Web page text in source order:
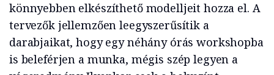
könnyebben elkészíthető modelljeit hozza el. A
tervezők jellemzően leegyszerűsítik a
darabjaikat, hogy egy néhány órás workshopba
is beleférjen a munka, mégis szép legyen a